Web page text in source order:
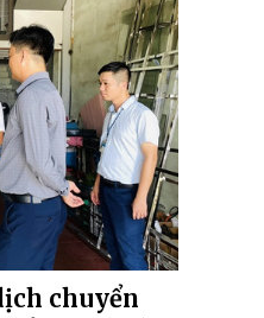
chuyển